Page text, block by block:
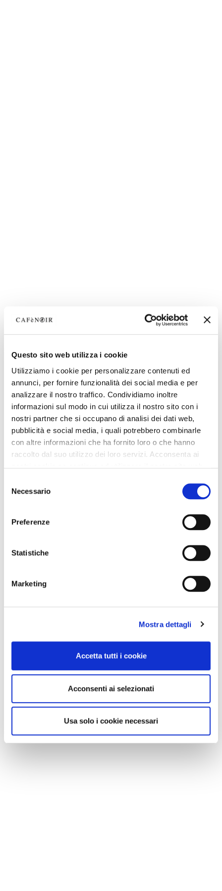
Questo sito web utilizza i cookie
Utilizziamo i cookie per personalizzare contenuti ed
annunci, per fornire funzionalità dei social media e per
analizzare il nostro traffico. Condividiamo inoltre
informazioni sul modo in cui utilizza il nostro sito con i
nostri partner che si occupano di analisi dei dati web,
pubblicità e social media, i quali potrebbero combinarle
con altre informazioni che ha fornito loro o che hanno
raccolto dal suo utilizzo dei loro servizi. Acconsenta ai
delNecessario
Preferenze
Statistiche
Marketing
Mostra dettagli
Accetta tutti i cookie
Acconsenti ai selezionati
Usa solo i cookie necessari